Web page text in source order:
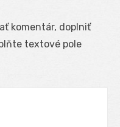
komentár, doplniť
textové pole